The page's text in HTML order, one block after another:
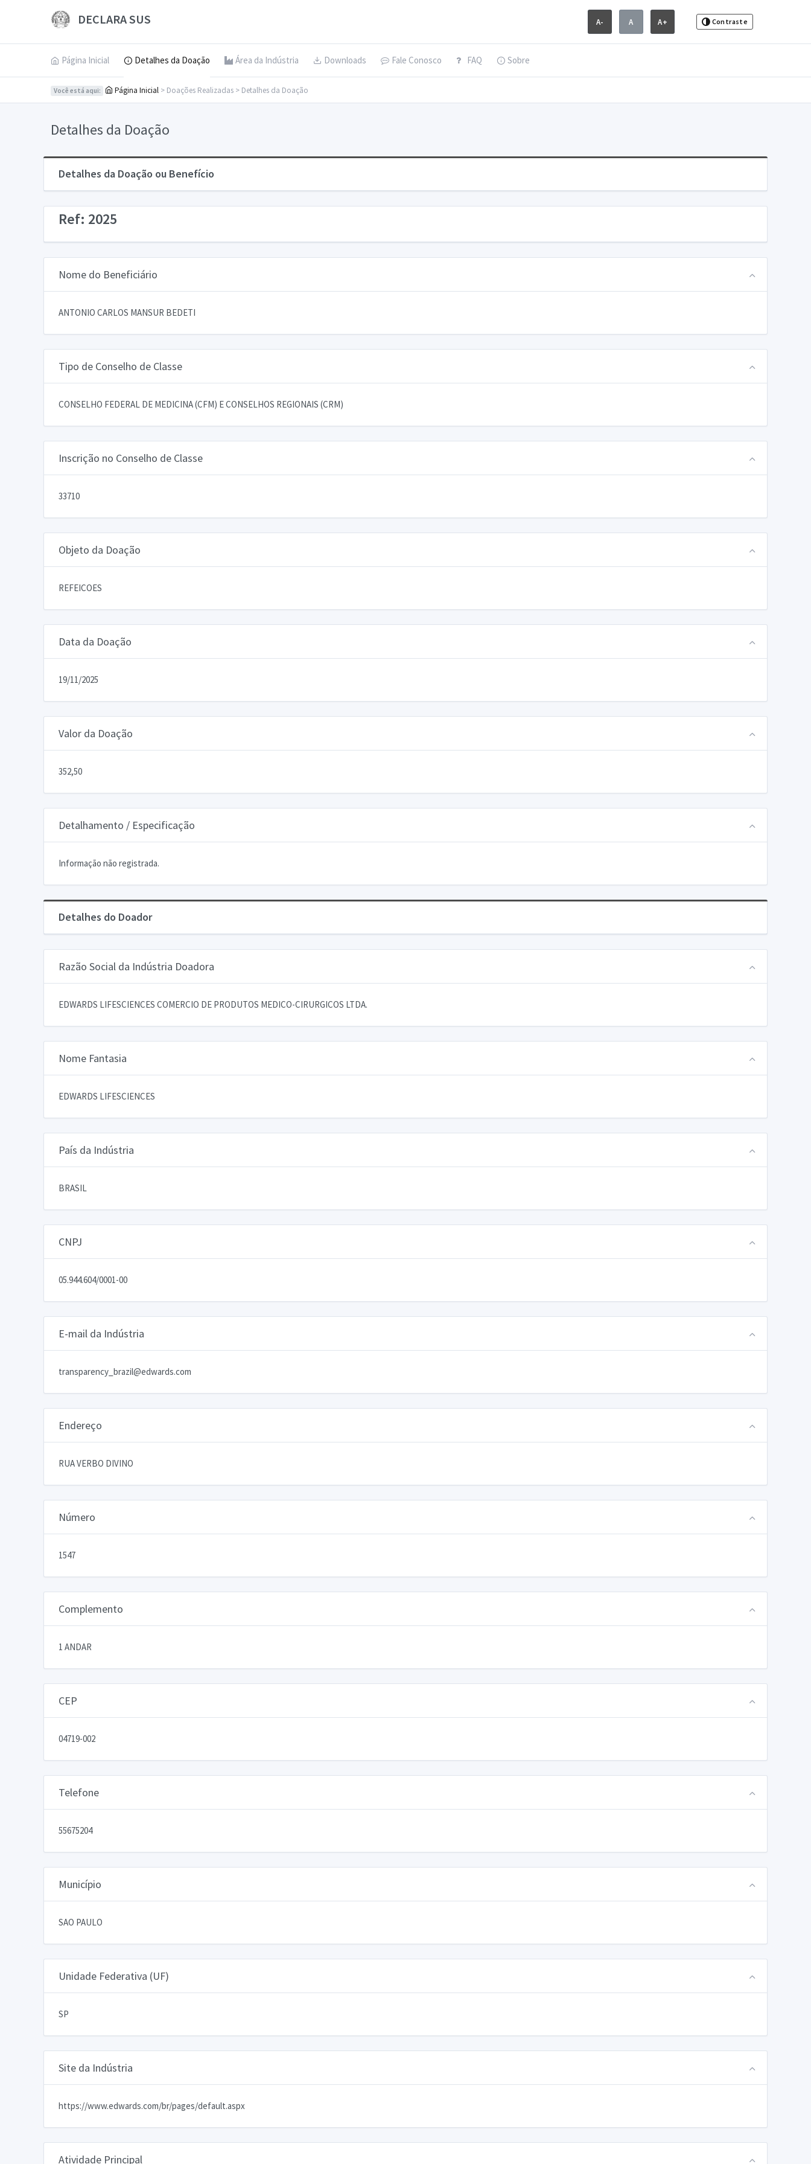
DECLARA SUS A- A A+ Contraste
Página Inicial Detalhes da Doação Área da Indústria Downloads Fale Conosco FAQ Sobre
Você está aqui: Página Inicial > Doações Realizadas > Detalhes da Doação
Detalhes da Doação
Detalhes da Doação ou Benefício
Ref: 2025
Nome do Beneficiário
ANTONIO CARLOS MANSUR BEDETI
Tipo de Conselho de Classe
CONSELHO FEDERAL DE MEDICINA (CFM) E CONSELHOS REGIONAIS (CRM)
Inscrição no Conselho de Classe
33710
Objeto da Doação
REFEICOES
Data da Doação
19/11/2025
Valor da Doação
352,50
Detalhamento / Especificação
Informação não registrada.
Detalhes do Doador
Razão Social da Indústria Doadora
EDWARDS LIFESCIENCES COMERCIO DE PRODUTOS MEDICO-CIRURGICOS LTDA.
Nome Fantasia
EDWARDS LIFESCIENCES
País da Indústria
BRASIL
CNPJ
05.944.604/0001-00
E-mail da Indústria
transparency_brazil@edwards.com
Endereço
RUA VERBO DIVINO
Número
1547
Complemento
1 ANDAR
CEP
04719-002
Telefone
55675204
Município
SAO PAULO
Unidade Federativa (UF)
SP
Site da Indústria
https://www.edwards.com/br/pages/default.aspx
Atividade Principal